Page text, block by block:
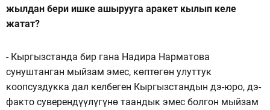
жылдан бери ишке ашырууга аракет кылып келе
жатат?
- Кыргызстанда бир гана Надира Нарматова
сунуштанган мыйзам эмес, көптөгөн улуттук
коопсуздукка дал келбеген Кыргызстандын дэ-юро, дэ-
факто суверендүүлүгүнө таандык эмес болгон мыйзам